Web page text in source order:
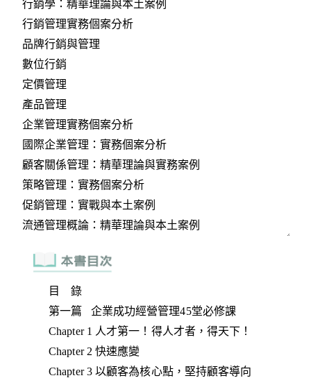
目 錄
第一篇 企業成功經營管理45堂必修課
Chapter 1 人才第一！得人才者，得天下！
Chapter 2 快速應變
Chapter 3 以顧客為核心點，堅持顧客導向